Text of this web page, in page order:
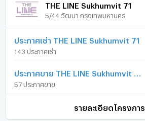
Garden / BBQ
FOR SALE 11,440,000 THB
[wpforms id="2000"]
รูปแบบห้อง
จำนวนห้องนอน
จำนวนห้องน้ำ
เฟอร์นิเจอร์
โทรศัพท์บ้าน
เครื่องทำน้ำร้อน/น้ำอุ่น
ประตูห้องระบบ digital lock
THE LINE Sukhumvit 71
5/44 วัฒนา กรุงเทพมหานคร
ประกาศเช่า THE LINE Sukhumvit 71
143 ประกาศเช่า
57 ประกาศขาย
รายละเอียดโครงการ